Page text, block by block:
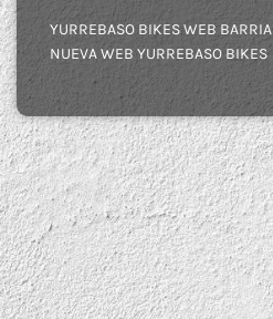
YURREBASO BIKES WEB BARRIA
NUEVA WEB YURREBASO BIKES